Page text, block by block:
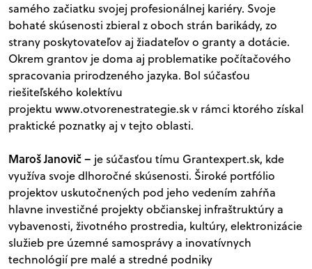
samého začiatku svojej profesionálnej kariéry. Svoje
bohaté skúsenosti zbieral z oboch strán barikády, zo
strany poskytovateľov aj žiadateľov o granty a dotácie.
Okrem grantov je doma aj problematike počítačového
spracovania prirodzeného jazyka. Bol súčasťou
riešiteľského kolektívu
projektu www.otvorenestrategie.skv rámci ktorého získal
praktické poznatky aj v tejto oblasti.
Maroš Janovič– je súčasťou tímu Grantexpert.sk, kde
využíva svoje dlhoročné skúsenosti. Široké portfólio
projektov uskutočnených pod jeho vedením zahŕňa
hlavne investičné projekty občianskej infraštruktúry a
vybavenosti, životného prostredia, kultúry, elektronizácie
služieb pre územné samosprávy a inovatívnych
technológií pre malé a stredné podniky